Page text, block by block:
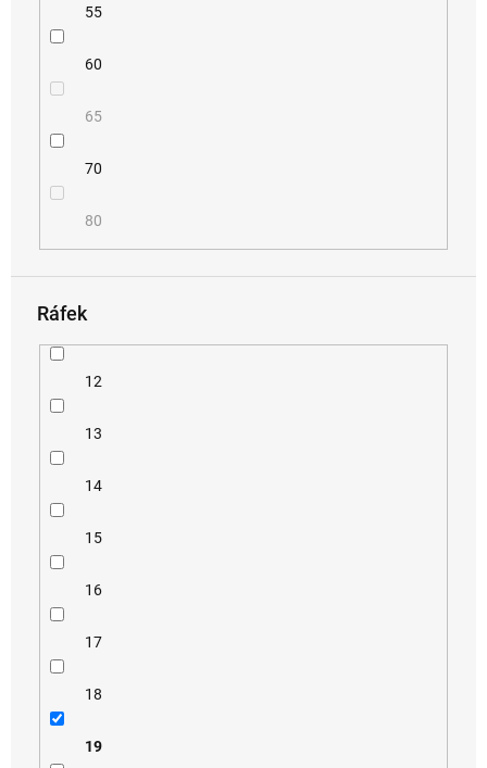
55
60
65
70
80
Ráfek
12
13
14
15
16
17
18
19